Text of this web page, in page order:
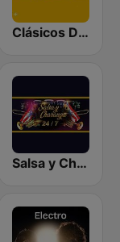
Clásicos Del Reggaetón
Salsa y Charanga 24/7